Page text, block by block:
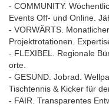
- COMMUNITY.
Events Off- und Online.
- VORWÄRTS.
Projektrotationen.
- FLEXIBEL. Regionale
orte.
- GESUND. Jobrad.
Tischtennis & Kicker für
- FAIR. Transparentes